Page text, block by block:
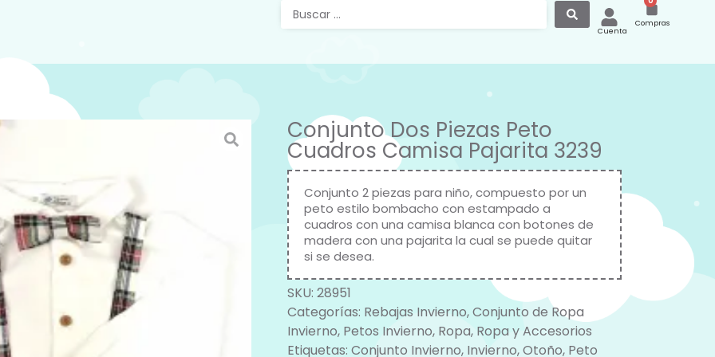
Cuenta
Compras
Conjunto Dos Piezas Peto
Cuadros Camisa Pajarita 3239
Conjunto 2 piezas para niño, compuesto por un
peto estilo bombacho con estampado a
cuadros con una camisa blanca con botones de
madera con una pajarita la cual se puede quitar
si se desea.
SKU: 28951
Categorías: Rebajas Invierno,Conjunto de Ropa
Invierno, Petos Invierno, Ropa, Ropa y Accesorios
Etiquetas: Conjunto Invierno, Invierno,Otoño, Peto